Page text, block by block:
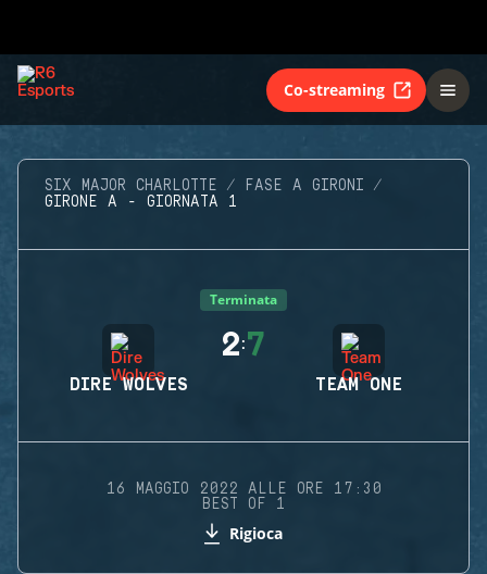
Co-streaming
SIX MAJOR CHARLOTTE
FASE A GIRONI
GIRONE A - GIORNATA 1
Terminata
DIRE WOLVES
2:7
TEAM ONE
16 MAGGIO 2022 ALLE ORE 17:30
BEST OF 1
Rigioca